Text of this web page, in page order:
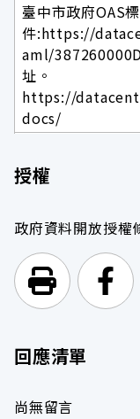
臺中市政府OAS
件:https://
aml/
址。
https://
docs/
授權
政府資料開放授權
列印頁
前
回應清單
尚無留言